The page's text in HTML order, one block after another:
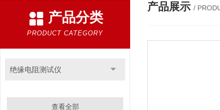
产品分类
PRODUCT CATEGORY
绝缘电阻测试仪
查看全部
产品展示 /